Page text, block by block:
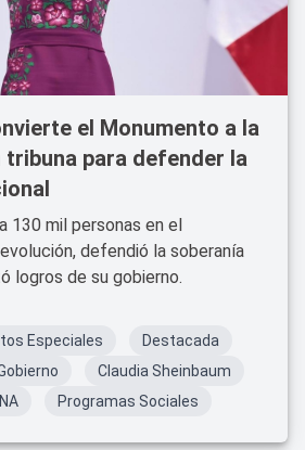
el Monumento a la
tribuna para defender la
130 mil personas en el
defendió la soberanía
logros de su gobierno.
Especiales
Destacada
Claudia Sheinbaum
Programas Sociales